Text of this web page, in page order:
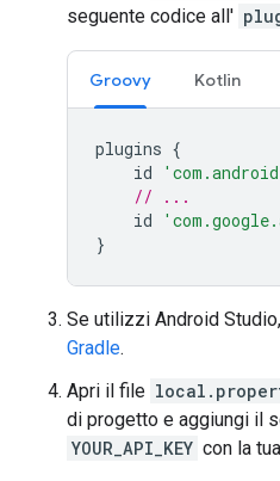
seguente codice all'
Groovy Kotlin
plugins {
id
// ...
id
}
Se utilizzi Android Studio,
Gradle.
Apri il file
di progetto e aggiungi il
YOUR_API_KEY con la